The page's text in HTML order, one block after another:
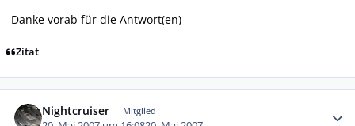
Danke vorab für die Antwort(en)
Zitat
Nightcruiser Mitglied